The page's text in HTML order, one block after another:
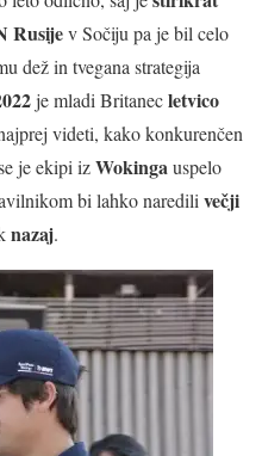
Rusijev Sočiju pa je bil celo
dež in tvegana strategija
je mladi Britanecletvico
videti, kako konkurenčen
je ekipi izWokingauspelo
bi lahko naredili večji
nazaj.